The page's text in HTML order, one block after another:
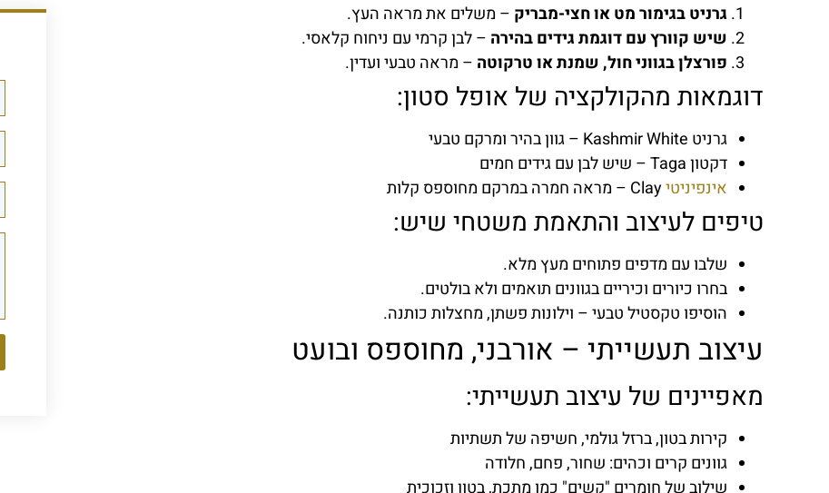
גרניט בגימור מט או חצי-מבריק – משלים את מראה העץ.
שיש קוורץ עם דוגמת גידים בהירה – לבן קרמי עם ניחוח קלאסי.
פורצלן בגווני חול, שמנת או טרקוטה – מראה טבעי ועדין.
דוגמאות מהקולקציה של אופל סטון:
גרניט Kashmir White – גוון בהיר ומרקם טבעי
דקטון Taga – שיש לבן עם גידים חמים
אינפיניטי
טיפים לעיצוב והתאמת משטחי שיש:
שלבו עם מדפים פתוחים מעץ מלא.
בחרו כיורים וכיריים בגוונים תואמים ולא בולטים.
הוסיפו טקסטיל טבעי – וילונות פשתן, מחצלות כותנה.
עיצוב תעשייתי – אורבני, מחוספס ובועט
מאפיינים של עיצוב תעשייתי:
קירות בטון, ברזל גולמי, חשיפה של תשתיות
גוונים קרים וכהים: שחור, פחם, חלודה
שילוב של חומרים "קשים" כמו מתכת, בטון וזכוכית